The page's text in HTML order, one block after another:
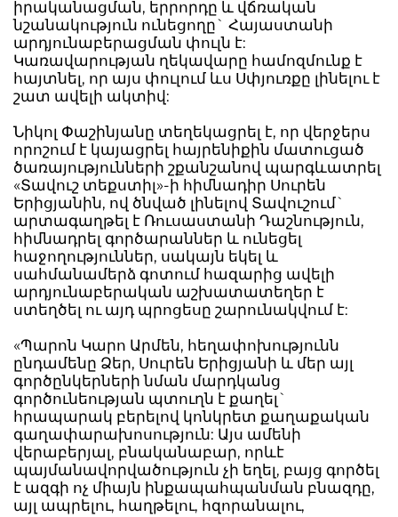
իրականացման, երրորդը և վճռական
նշանակություն ունեցողը` Հայաստանի
արդյունաբերացման փուլն է:
Կառավարության ղեկավարը համոզմունք է
հայտնել, որ այս փուլում ևս Սփյուռքը լինելու է
շատ ավելի ակտիվ:
Նիկոլ Փաշինյանը տեղեկացրել է, որ վերջերս
որոշում է կայացրել հայրենիքին մատուցած
ծառայությունների շքանշանով պարգևատրել
«Տավուշ տեքստիլ»-ի հիմնադիր Սուրեն
Երիցյանին, ով ծնված լինելով Տավուշում`
արտագաղթել է Ռուսաստանի Դաշնություն,
հիմնադրել գործարաններ և ունեցել
հաջողություններ, սակայն եկել և
սահմանամերձ գոտում հազարից ավելի
արդյունաբերական աշխատատեղեր է
ստեղծել ու այդ պրոցեսը շարունակվում է:
«Պարոն Կարո Արմեն, հեղափոխությունն
ընդամենը Ձեր, Սուրեն Երիցյանի և մեր այլ
գործընկերների նման մարդկանց
գործունեության պտուղն է քաղել`
հրապարակ բերելով կոնկրետ քաղաքական
գաղափարախոսություն: Այս ամենի
վերաբերյալ, բնականաբար, որևէ
պայմանավորվածություն չի եղել, բայց գործել
է ազգի ոչ միայն ինքապահպանման բնազդը,
այլ ապրելու, հաղթելու, հզորանալու,